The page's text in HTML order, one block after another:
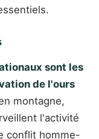
sont les
de l'ours
montagne,
l'activité
conflit homme-